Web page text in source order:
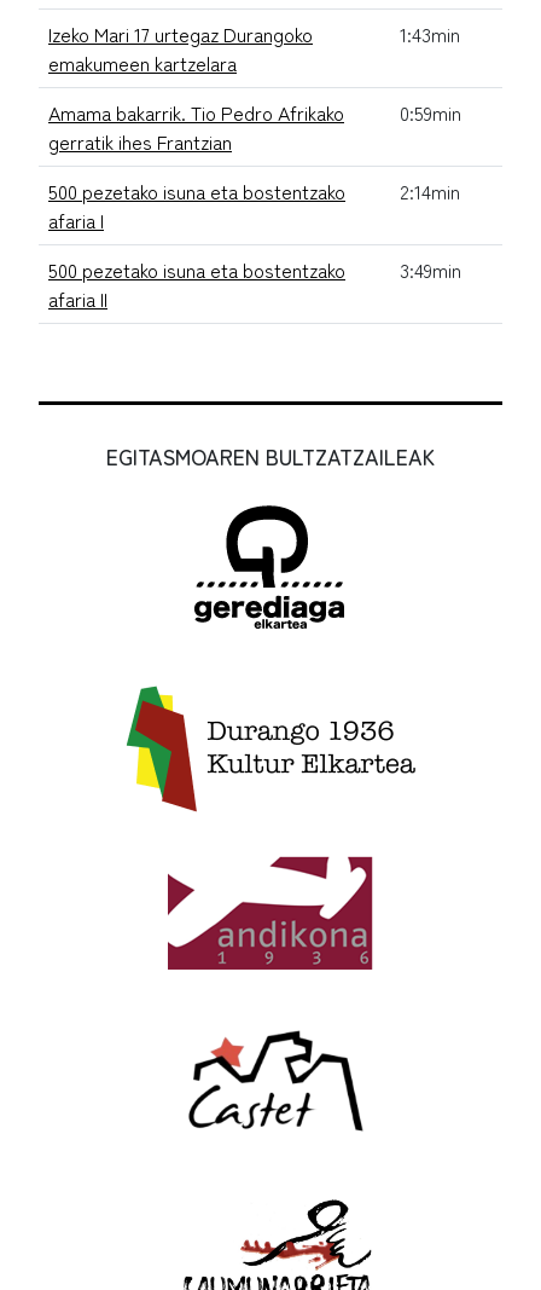
Izeko Mari 17 urtegaz Durangoko
emakumeen kartzelara
1:43min
Amama bakarrik. Tio Pedro Afrikako
gerratik ihes Frantzian
0:59min
500 pezetako isuna eta bostentzako
afaria I
2:14min
500 pezetako isuna eta bostentzako
afaria II
3:49min
EGITASMOAREN BULTZATZAILEAK